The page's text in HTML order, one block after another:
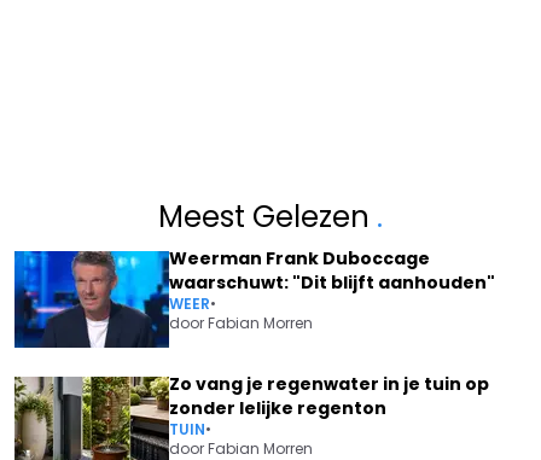
Meest Gelezen .
Weerman Frank Duboccage
waarschuwt: "Dit blijft aanhouden"
WEER•
doorFabian Morren
Zo vang je regenwater in je tuin op
zonder lelijke regenton
TUIN•
doorFabian Morren